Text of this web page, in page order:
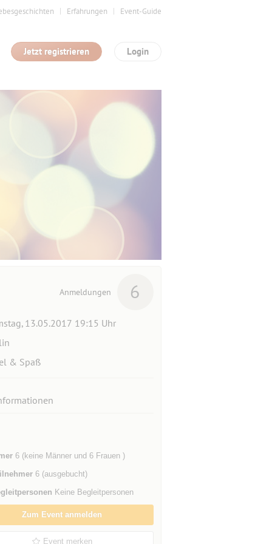
Erfahrungen Event-Guide
Login
Jetzt registrieren
Anmeldungen 6
13.05.2017 19:15 Uhr
& Spaß
6 (keine Männer und 6 Frauen )
6 (ausgebucht)
Keine Begleitpersonen
Zum Event anmelden
Event merken